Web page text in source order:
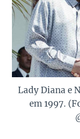
Lady Diana e
em 1997.